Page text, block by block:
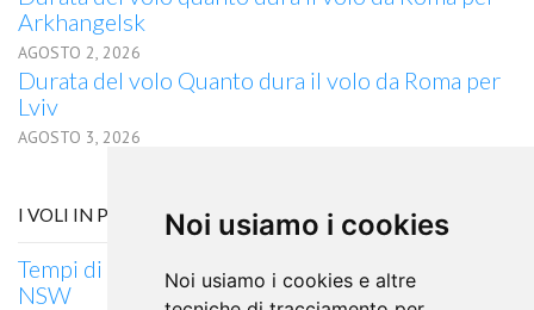
Noi usiamo i cookies
Noi usiamo i cookies e altre
Arkhangelsk
AGOSTO 2, 2026
Durata del volo Quanto dura il volo da Roma per
Lviv
AGOSTO 3, 2026
I VOLI IN PARTENZA DA ROMA, QLD
Tempi di percorrenza volo Roma, QLD Tamworth,
NSW